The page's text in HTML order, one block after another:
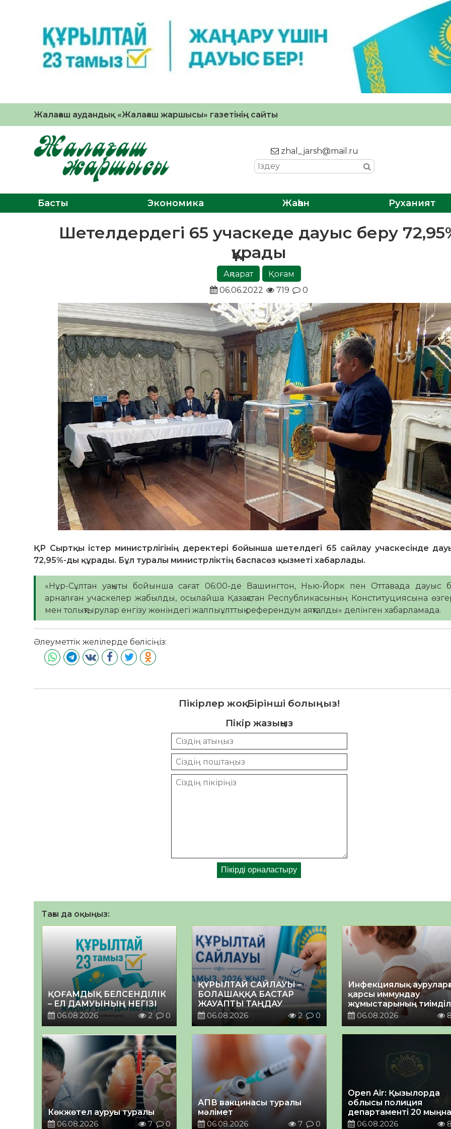
Жалағаш аудандық «Жалағаш жаршысы» газетінің сайты
zhal_jarsh@mail.ru
Басты Экономика Жаһан Руханият
Шетелдердегі 65 учаскеде дауыс беру
құрады
Ақпарат
Қоғам
06.06.2022
719 0
ҚР Сыртқы істер министрлігінің деректері бойынша шетелдегі 65 сайлау учаскесінде
72,95%-ды құрады. Бұл туралы министрліктің баспасөз қызметі хабарлады.
«Нұр-Сұлтан уақыты бойынша сағат 06:00-де Вашингтон, Нью-Йорк пен Оттавада дауыс
арналған учаскелер жабылды, осылайша Қазақстан Республикасының Конституциясына
мен толықтырулар енгізу жөніндегі жалпыұлттық референдум аяқталды» делінген хабарламада.
Әлеуметтік желілерде бөлісіңіз:
Пікірлер жоқ. Бірінші болыңыз!
Пікір жазыңыз
Тағы да оқыңыз:
ҚОҒАМДЫҚ БЕЛСЕНДІЛІК
– ЕЛ ДАМУЫНЫҢ НЕГІЗІ
06.08.2026
2 0
ҚҰРЫЛТАЙ САЙЛАУЫ –
БОЛАШАҚҚА БАСТАР
ЖАУАПТЫ ТАҢДАУ
06.08.2026
2 0
Инфекциялық
қарсы иммундау
жұмыстарының
06.08.2026
8
Көкжөтел ауруы туралы
06.08.2026
7 0
АПВ вакцинасы туралы
мәлімет
06.08.2026
7 0
Open Air: Қызылорда
облысы полиция
департаменті 20
астам көрерменнің
06.08.2026 8